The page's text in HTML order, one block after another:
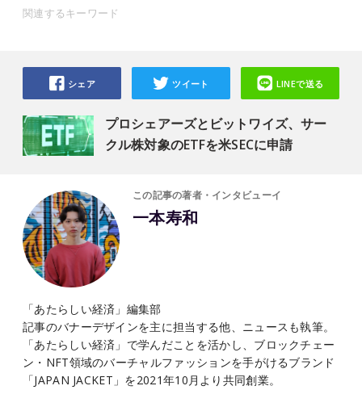
関連するキーワード
プロシェアーズとビットワイズ、サー
クル株対象のETFを米SECに申請
シェア ツイート LINEで送る
この記事の著者・インタビューイ
一本寿和
「あたらしい経済」編集部
記事のバナーデザインを主に担当する他、ニュースも執筆。
「あたらしい経済」で学んだことを活かし、ブロックチェー
ン・NFT領域のバーチャルファッションを手がけるブランド
「JAPAN JACKET」を2021年10月より共同創業。